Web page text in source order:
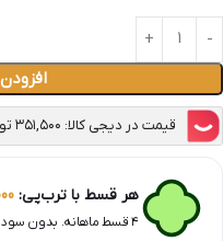
قیمت در دیجی کالا: ۳۵۱,۵۰۰ تومان
هر قسط با ترب‌پی:
۴ قسط ماهانه. بدون سود، چک و ضامن.